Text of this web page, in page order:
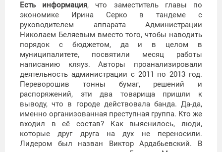
Есть информация, что заместитель главы по
экономике Ирина Серко в тандеме с
руководителем аппарата Администрации
Николаем Беляевым вместо того, чтобы наводить
порядок с бюджетом, да и в целом в
муниципалитете, посвятили месяц работы
написанию кляуз. Авторы проанализировали
деятельность администрации с 2011 по 2013 год.
Переворошив тонны бумаг, решений и
распоряжений, эти два товарища пришли к
выводу, что в городе действовала банда. Да-да,
именно организованная преступная группа. Кто же
входил в её состав? Как выяснилось, люди,
которые друг друга на дух не переносили.
Лидером был назван Виктор Ардабьевский. В